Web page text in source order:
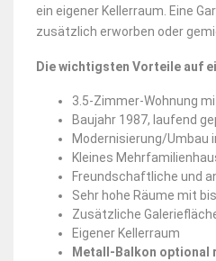
ein eigener Kellerraum. Eine
zusätzlich erworben oder
Die wichtigsten Vorteile auf
3.5-Zimmer-Wohnung
Baujahr 1987, laufend
Modernisierung/Umbau
Kleines
Freundschaftliche und
Sehr hohe Räume mit
Zusätzliche
Eigener Kellerraum
Metall-Balkon optional